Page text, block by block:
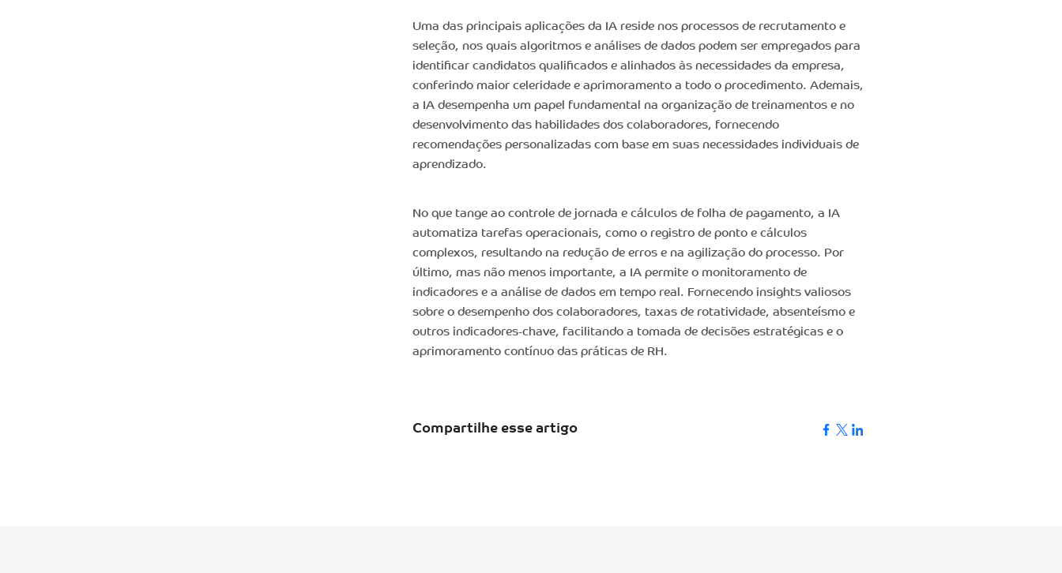
Uma das principais aplicações da IA reside nos processos de recrutamento e
seleção, nos quais algoritmos e análises de dados podem ser empregados para
identificar candidatos qualificados e alinhados às necessidades da empresa,
conferindo maior celeridade e aprimoramento a todo o procedimento. Ademais,
a IA desempenha um papel fundamental na organização de treinamentos e no
desenvolvimento das habilidades dos colaboradores, fornecendo
recomendações personalizadas com base em suas necessidades individuais de
aprendizado.
No que tange ao controle de jornada e cálculos de folha de pagamento, a IA
automatiza tarefas operacionais, como o registro de ponto e cálculos
complexos, resultando na redução de erros e na agilização do processo. Por
último, mas não menos importante, a IA permite o monitoramento de
indicadores e a análise de dados em tempo real. Fornecendo insights valiosos
sobre o desempenho dos colaboradores, taxas de rotatividade, absenteísmo e
outros indicadores-chave, facilitando a tomada de decisões estratégicas e o
aprimoramento contínuo das práticas de RH.
Compartilhe esse artigo